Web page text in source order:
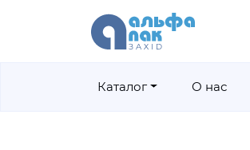
Каталог О нас